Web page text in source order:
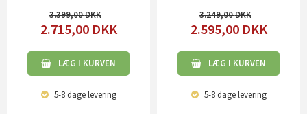
3.399,00
2.715,00 DKK
LÆG I KURVEN
5-8 dagelevering
3.249,00
2.595,00 DKK
LÆG I KURVEN
5-8 dagelevering